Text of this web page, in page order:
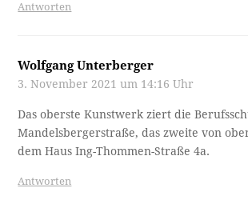
Antworten
Wolfgang Unterberger
3. November 2021 um 14:16 Uhr
Das oberste Kunstwerk ziert die
Mandelsbergerstraße, das zweite von
dem Haus Ing-Thommen-Straße 4a.
Antworten